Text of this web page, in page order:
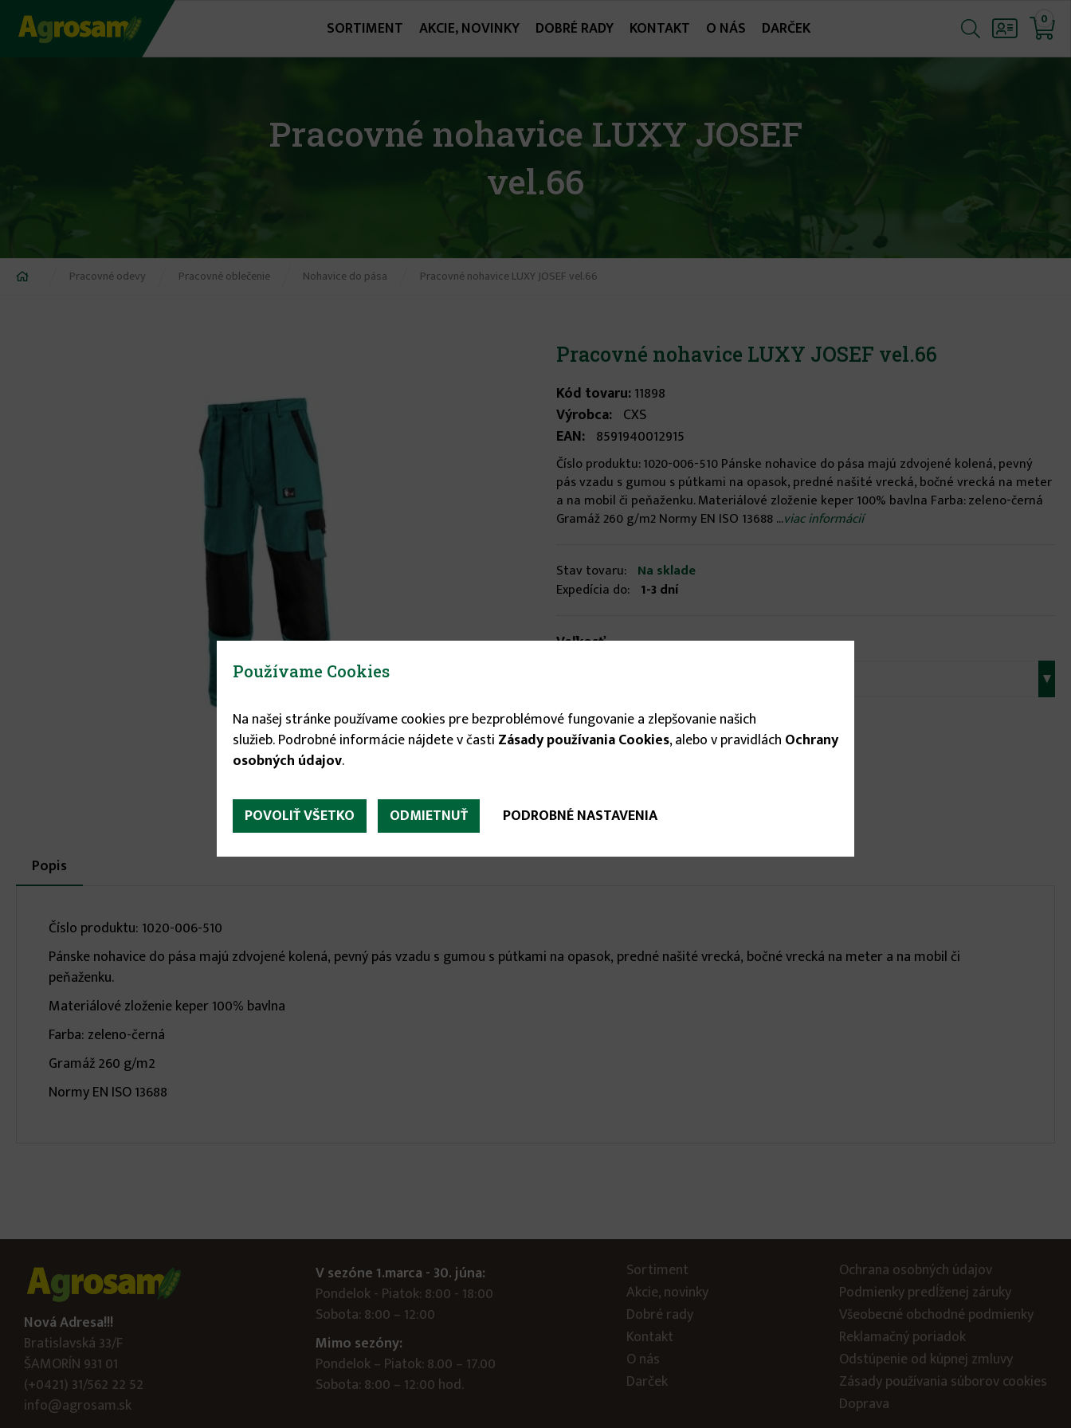
Jump
SORTIMENT AKCIE, NOVINKY DOBRÉ RADY KONTAKT O NÁS DARČEK 0
Pracovné nohavice LUXY JOSEF
vel.66
Nachádzate
Pracovné odevy Pracovné oblečenie Nohavice do pása Pracovné nohavice LUXY JOSEF vel.66
Pracovné nohavice LUXY JOSEF vel.66
Kód tovaru:11898
Výrobca: CXS
EAN: 8591940012915
Číslo produktu: 1020-006-510 Pánske nohavice do pása majú zdvojené kolená, pevný
pás vzadu s gumou s pútkami na opasok, predné našité vrecká, bočné vrecká na meter
a na mobil či peňaženku. Materiálové zloženie keper 100% bavlna Farba: zeleno-černá
Gramáž 260 g/m2 Normy EN ISO 13688 ...viac informácií
Stav tovaru: Na sklade
Expedícia do: 1-3 dní
Veľkosť
▾
14.75 €
More
infos
Popis
karta)
Číslo produktu: 1020-006-510
Pánske nohavice do pása majú zdvojené kolená, pevný pás vzadu s gumou s pútkami na opasok, predné našité vrecká, bočné vrecká na meter a na mobil či
peňaženku.
Materiálové zloženie keper 100% bavlna
Farba: zeleno-černá
Gramáž 260 g/m2
Normy EN ISO 13688
Nová Adresa!!!
Bratislavská 33/F
ŠAMORÍN 931 01
(+0421) 31/562 22 52
info@agrosam.sk
V sezóne 1.marca - 30. júna:
Pondelok - Piatok: 8:00 - 18:00
Sobota: 8:00 – 12:00
Mimo sezóny:
Pondelok – Piatok: 8.00 – 17.00
Sobota: 8:00 – 12:00 hod.
Sortiment
Akcie, novinky
Dobré rady
Kontakt
O nás
Darček
Ochrana osobných údajov
Podmienky predĺženej záruky
Všeobecné obchodné podmienky
Reklamačný poriadok
Odstúpenie od kúpnej zmluvy
Zásady používania súborov cookies
Doprava
Používame Cookies
Na našej stránke používame cookies pre bezproblémové fungovanie a zlepšovanie našich
služieb. Podrobné informácie nájdete v časti Zásady používania Cookies, alebo v pravidlách Ochrany
osobných údajov.
POVOLIŤ VŠETKO ODMIETNUŤ PODROBNÉ NASTAVENIA